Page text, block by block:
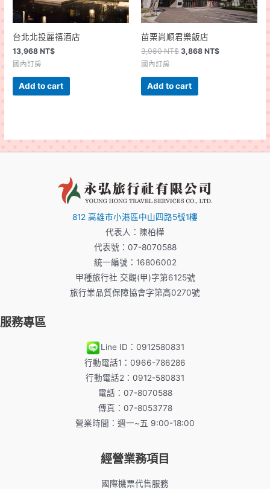
台北北投麗禧酒店
13,968NT$
國內訂房
Add to cart
苗栗尚順君樂飯店
3,980NT$ 3,868 NT$
國內訂房
Add to cart
812 高雄市小港區中山四路5號1樓
代表人：陳柏樺
代表號：07-8070588
統一編號：16806002
甲種旅行社 交觀(甲)字第6125號
旅行業品質保障協會字第高0270號
服務專區
Line ID：0912580831
行動電話1：0966-786286
行動電話2：0912-580831
電話：07-8070588
傳真：07-8053778
營業時間：週一~五 9:00-18:00
經營業務項目
國際機票代售服務